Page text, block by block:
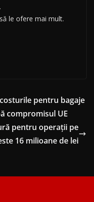
le ofere mai mult.
pentru bagaje
compromisul UE
pentru operații pe
16 milioane de lei